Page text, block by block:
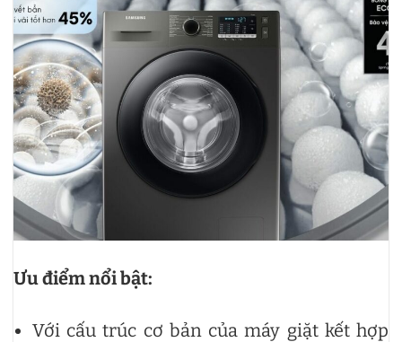
Ưu điểm nổi bật:
Với cấu trúc cơ bản của máy giặt kết hợp